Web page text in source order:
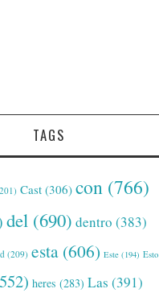
TAGS
Cast (306) con (766)
del (690) dentro (383)
(209) esta (606) Este (194) Esto
heres (283) Las (391)